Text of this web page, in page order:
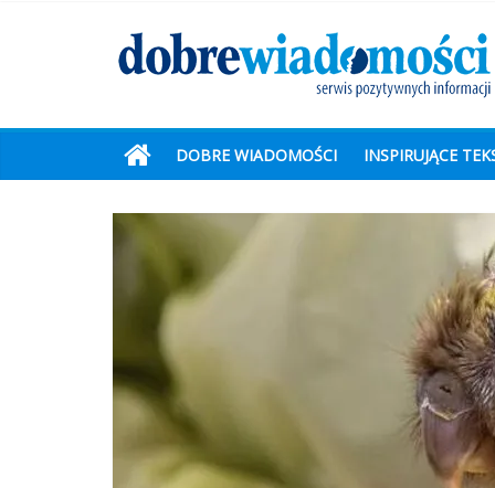
DOBRE WIADOMOŚCI INSPIRUJĄCE